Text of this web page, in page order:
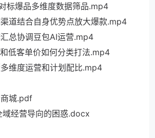
标爆品多维度数据筛品.mp4
道结合自身优势点放大爆款.mp4
总协调豆包AI运营.mp4
低客单价如何分类打法.mp4
维度运营和计划配比.mp4
城.pdf
经营导向的困惑.docx